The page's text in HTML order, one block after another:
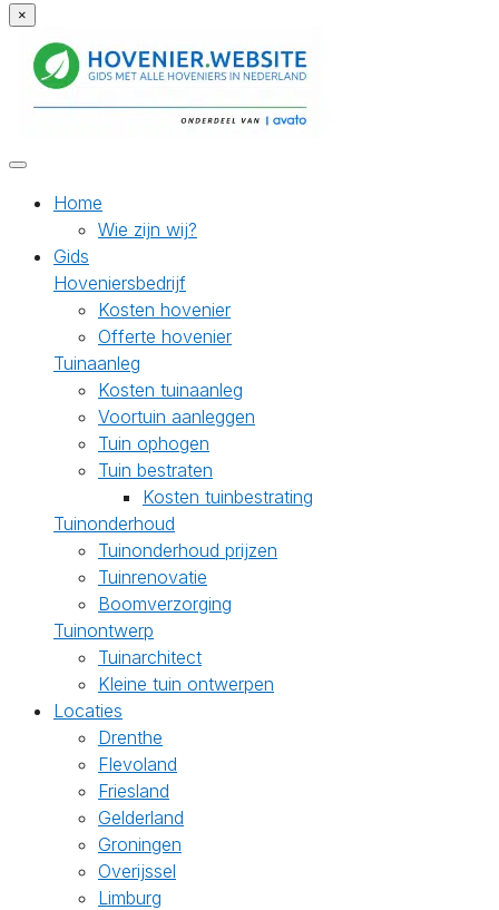
×
Home
Wie zijn wij?
Gids
Hoveniersbedrijf
Kosten hovenier
Offerte hovenier
Tuinaanleg
Kosten tuinaanleg
Voortuin aanleggen
Tuin ophogen
Tuin bestraten
Kosten tuinbestrating
Tuinonderhoud
Tuinonderhoud prijzen
Tuinrenovatie
Boomverzorging
Tuinontwerp
Tuinarchitect
Kleine tuin ontwerpen
Locaties
Drenthe
Flevoland
Friesland
Gelderland
Groningen
Overijssel
Limburg